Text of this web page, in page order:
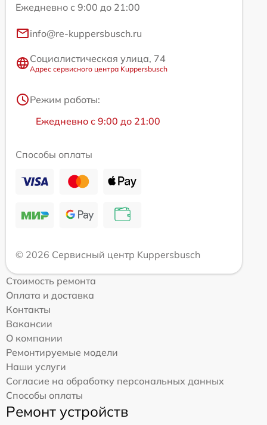
Ежедневно с 9:00 до 21:00
info@re-kuppersbusch.ru
Социалистическая улица, 74
Адрес сервисного центра Kuppersbusch
Режим работы:
Ежедневно с 9:00 до 21:00
Способы оплаты
© 2026 Сервисный центр Kuppersbusch
Стоимость ремонта
Оплата и доставка
Контакты
Вакансии
О компании
Ремонтируемые модели
Наши услуги
Согласие на обработку персональных данных
Способы оплаты
Ремонт устройств